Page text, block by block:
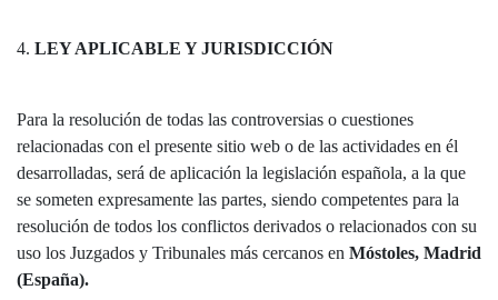
4. LEY APLICABLE Y JURISDICCIÓN
Para la resolución de todas las controversias o cuestiones
relacionadas con el presente sitio web o de las actividades en él
desarrolladas, será de aplicación la legislación española, a la que
se someten expresamente las partes, siendo competentes para la
resolución de todos los conflictos derivados o relacionados con su
uso los Juzgados y Tribunales más cercanos en Móstoles, Madrid
(España).